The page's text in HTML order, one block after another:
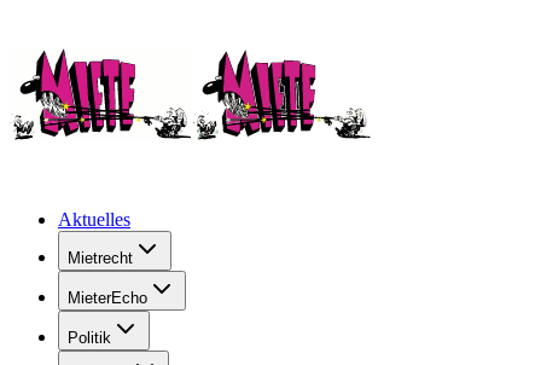
Aktuelles
Mietrecht
MieterEcho
Politik